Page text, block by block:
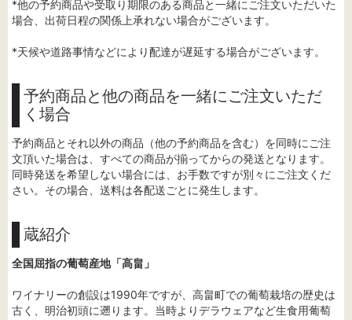
*他の予約商品や受取り期限のある商品と一緒にご注文いただいた
場合、出荷日程の関係上承れない場合がございます。
*天候や道路事情などにより配達が遅延する場合がございます。
予約商品と他の商品を一緒にご注文いただ
く場合
予約商品とそれ以外の商品（他の予約商品を含む）を同時にご注
文頂いた場合は、すべての商品が揃ってからの発送となります。
同時発送を希望しない場合には、お手数ですが別々にご注文くだ
さい。その場合、送料は各配送ごとに発生します。
蔵紹介
全国屈指の葡萄産地「高畠」
ワイナリーの創設は1990年ですが、高畠町での葡萄栽培の歴史は
古く、明治初頭に遡ります。当時よりデラウェアなど生食用葡萄